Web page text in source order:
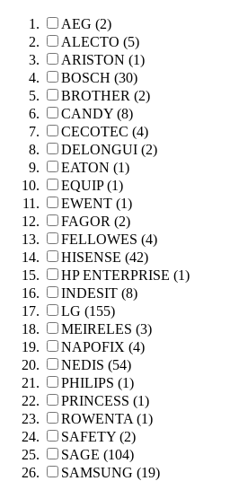
AEG (2)
ALECTO (5)
ARISTON (1)
BOSCH (30)
BROTHER (2)
CANDY (8)
CECOTEC (4)
DELONGUI (2)
EATON (1)
EQUIP (1)
EWENT (1)
FAGOR (2)
FELLOWES (4)
HISENSE (42)
HP ENTERPRISE (1)
INDESIT (8)
LG (155)
MEIRELES (3)
NAPOFIX (4)
NEDIS (54)
PHILIPS (1)
PRINCESS (1)
ROWENTA (1)
SAFETY (2)
SAGE (104)
SAMSUNG (19)